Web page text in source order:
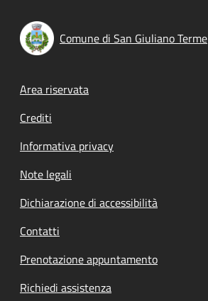
Comune di San Giuliano Terme
Footer menu
Area riservata
Crediti
Informativa privacy
Note legali
Dichiarazione di accessibilità
Contatti
Prenotazione appuntamento
Richiedi assistenza